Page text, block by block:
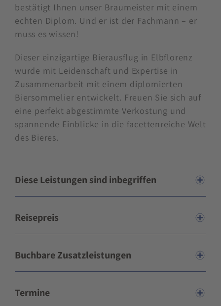
bestätigt Ihnen unser Braumeister mit einem
echten Diplom. Und er ist der Fachmann – er
muss es wissen!
Dieser einzigartige Bierausflug in Elbflorenz
wurde mit Leidenschaft und Expertise in
Zusammenarbeit mit einem diplomierten
Biersommelier entwickelt. Freuen Sie sich auf
eine perfekt abgestimmte Verkostung und
spannende Einblicke in die facettenreiche Welt
des Bieres.
Diese Leistungen sind inbegriffen
Reisepreis
Buchbare Zusatzleistungen
Termine